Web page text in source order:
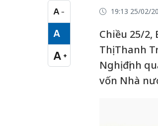
A −
Cỡ chữ nhỏ
A
Cỡ chữ vừa
A +
Cỡ chữ lớn
19:13 25/02/
Chiều 25/
Thị Thanh
Nghị định
vốn Nhà